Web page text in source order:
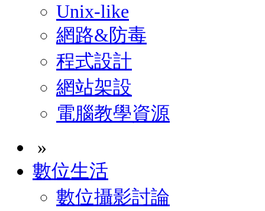
Unix-like
網路&防毒
程式設計
網站架設
電腦教學資源
»
數位生活
數位攝影討論